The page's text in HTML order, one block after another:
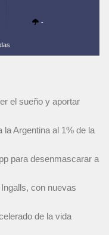
-
el sueño y aportar
Argentina al 1% de la
para desenmascarar a
con nuevas
de la vida